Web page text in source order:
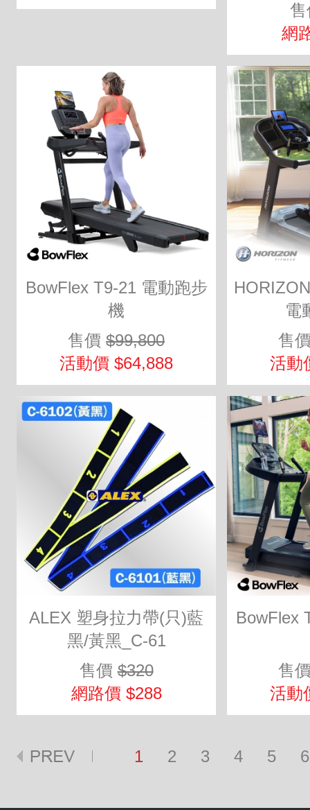
網
BowFlex T9-21 電動跑步
機
售價 $99,800
活動價 $64,888
電
售
活動
ALEX 塑身拉力帶(只)藍
黑/黃黑_C-61
售價$320
網路價 $288
BowFlex
售
活動
1 2 3 4 5 6